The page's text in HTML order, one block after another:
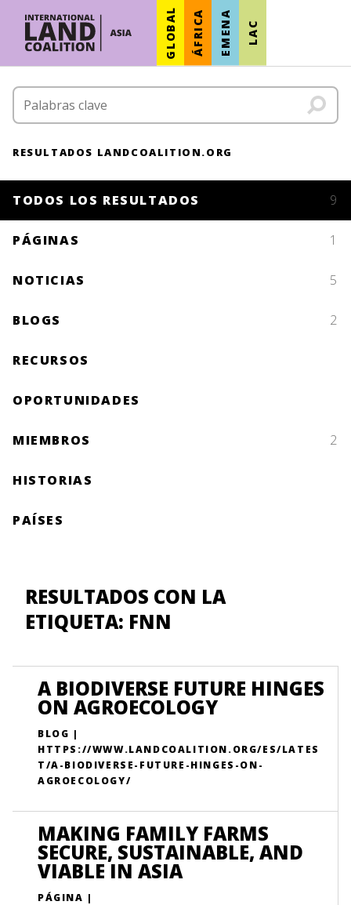
GLOBAL ÁFRICA EMENA LAC
RESULTADOS LANDCOALITION.ORG
TODOS LOS RESULTADOS 9
PÁGINAS 1
NOTICIAS 5
BLOGS 2
RECURSOS
OPORTUNIDADES
MIEMBROS 2
HISTORIAS
PAÍSES
RESULTADOS CON LA
ETIQUETA: FNN
A BIODIVERSE FUTURE HINGES
ON AGROECOLOGY
BLOG |
HTTPS://WWW.LANDCOALITION.ORG/ES/LATES
T/A-BIODIVERSE-FUTURE-HINGES-ON-
AGROECOLOGY/
MAKING FAMILY FARMS
SECURE, SUSTAINABLE, AND
VIABLE IN ASIA
PÁGINA |